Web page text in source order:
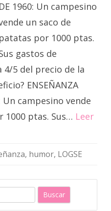
DE 1960: Un campesino
un saco de
patatas por 1000 ptas.
gastos de
4/5 del precio de la
ENSEÑANZA
Un campesino vende
1000 ptas. Sus… Leer
, humor, LOGSE